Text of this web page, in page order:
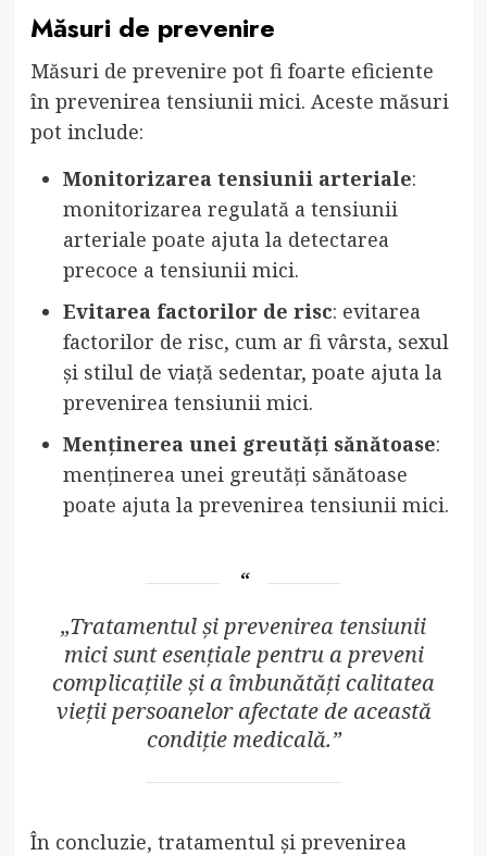
Măsuri de prevenire
Măsuri de prevenire pot fi foarte eficiente
în prevenirea tensiunii mici. Aceste măsuri
pot include:
Monitorizarea tensiunii arteriale:
monitorizarea regulată a tensiunii
arteriale poate ajuta la detectarea
precoce a tensiunii mici.
Evitarea factorilor de risc: evitarea
factorilor de risc, cum ar fi vârsta, sexul
și stilul de viață sedentar, poate ajuta la
prevenirea tensiunii mici.
Menținerea unei greutăți sănătoase:
menținerea unei greutăți sănătoase
poate ajuta la prevenirea tensiunii mici.
„Tratamentul și prevenirea tensiunii
mici sunt esențiale pentru a preveni
complicațiile și a îmbunătăți calitatea
vieții persoanelor afectate de această
condiție medicală.”
În concluzie, tratamentul și prevenirea